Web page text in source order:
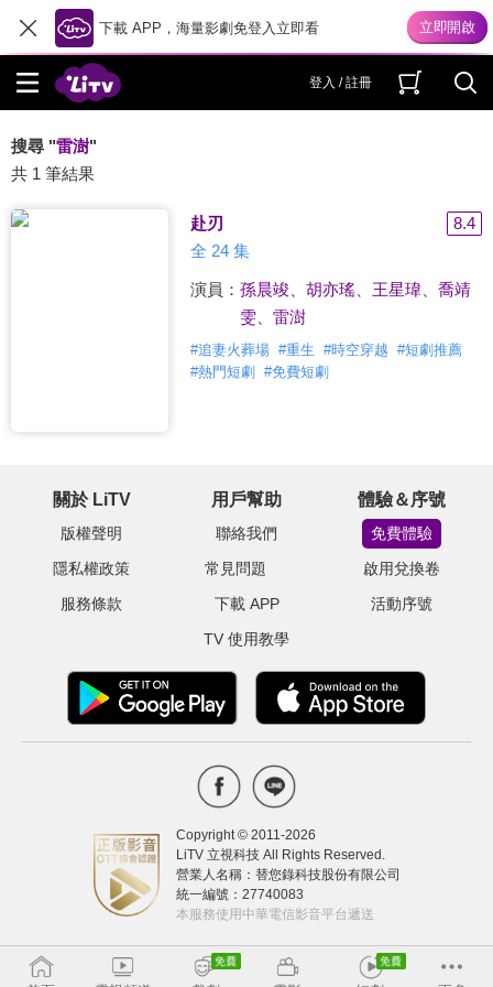
下載 APP，海量影劇免登入立即看
登入 / 註冊
搜尋 "雷澍"
共 1 筆結果
赴刃
8.4
全 24 集
演員： 孫晨竣 胡亦瑤、 王星瑋、 喬靖
雯、 雷澍
#追妻火葬場 #重生 #時空穿越 #短劇推薦
#熱門短劇 #免費短劇
關於 LiTV
版權聲明
隱私權政策
服務條款
用戶幫助
聯絡我們
常見問題
下載 APP
TV 使用教學
體驗＆序號
免費體驗
啟用兌換卷
活動序號
Copyright © 2011-2026
LiTV 立視科技 All Rights Reserved.
營業人名稱：替您錄科技股份有限公司
統一編號：27740083
本服務使用中華電信影音平台遞送